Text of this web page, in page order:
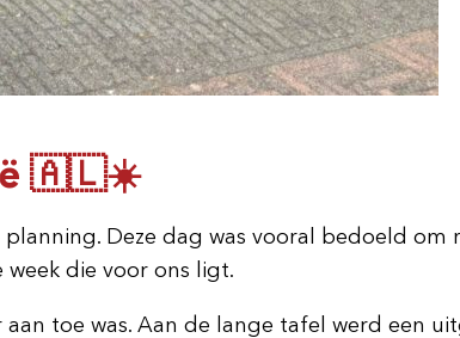
🇦🇱☀️
Deze dag was vooral bedoeld om
die voor ons ligt.
toe was. Aan de lange tafel werd een